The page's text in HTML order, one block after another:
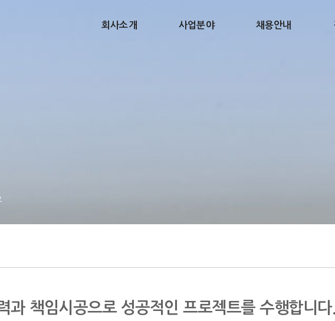
회사소개 사업분야 채용안내
과 책임시공으로 성공적인 프로젝트를 수행합니다.